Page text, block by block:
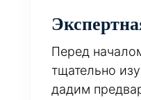
Перед
тщательно
дадим